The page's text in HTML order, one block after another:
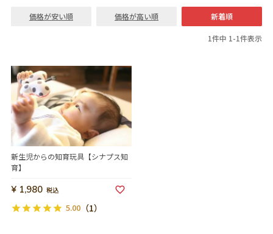
価格が安い順 価格が高い順 新着順
1件中 1-1件表示
新生児からの知育玩具【シナプス知
育】
¥ 1,980 税込
5.00（1）